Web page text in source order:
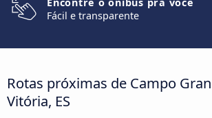
Fácil e transparente
Rotas próximas de Campo
Vitória, ES